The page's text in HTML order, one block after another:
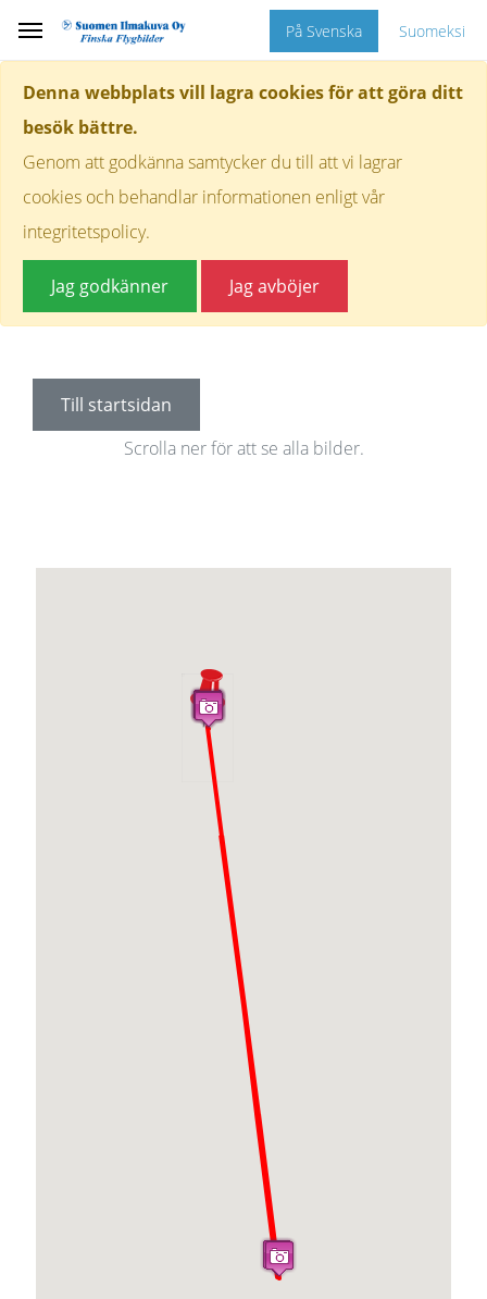
Denna webbplats vill lagra cookies för att göra ditt
besök bättre.
Genom att godkänna samtycker du till att vi lagrar
cookies och behandlar informationen enligt vår
integritetspolicy.
Jag godkänner Jag avböjer
På Svenska Suomeksi
Till startsidan
Scrolla ner för att se alla bilder.